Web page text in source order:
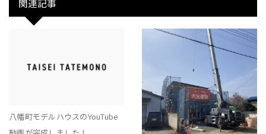
関連記事
八幡町モデルハウスのYouTube